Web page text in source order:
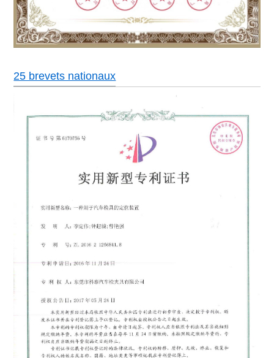
25 brevets nationaux